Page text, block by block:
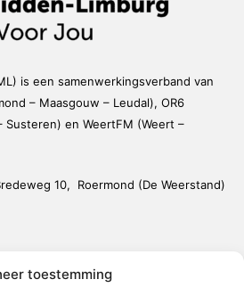
toestemming
is een samenwerkingsverband van
– Maasgouw – Leudal), OR6
Susteren) en WeertFM (Weert –
10, Roermond (De Weerstand)